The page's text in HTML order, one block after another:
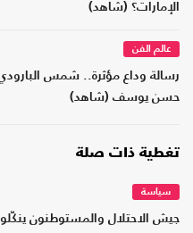
الإمارات؟ (شاهد)
عالم الفن
رسالة وداع مؤثرة.. شمس
حسن يوسف (شاهد)
تغطية ذات صلة
سياسة
جيش الاحتلال والمستوطنون